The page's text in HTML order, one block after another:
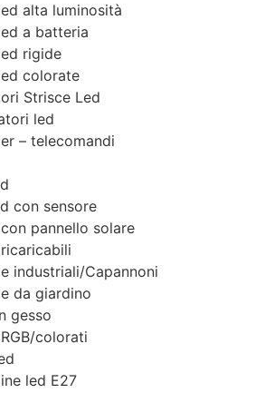
alta luminosità
a batteria
rigide
colorate
Strisce Led
led
– telecomandi
con sensore
pannello solare
industriali/Capannoni
da giardino
gesso
colorati
led E27